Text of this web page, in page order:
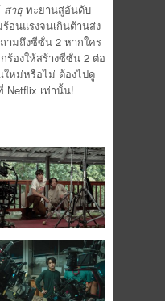
สาธุทะยานสู่อันดับ
อนแรงจนเกินต้านส่ง
ามถึงซีซั่น 2 หากใคร
ร้องให้สร้างซีซั่น 2 ต่อ
หม่หรือไม่ ต้องไปดู
เท่านั้น!